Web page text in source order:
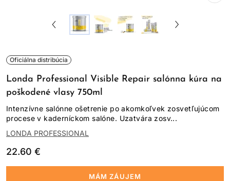
Oficiálna distribúcia
Londa Professional Visible Repair salónna kúra na
poškodené vlasy 750ml
Intenzívne salónne ošetrenie po akomkoľvek zosvetľujúcom
procese v kaderníckom salóne. Uzatvára zosv...
LONDA PROFESSIONAL
22.60 €
MÁM ZÁUJEM